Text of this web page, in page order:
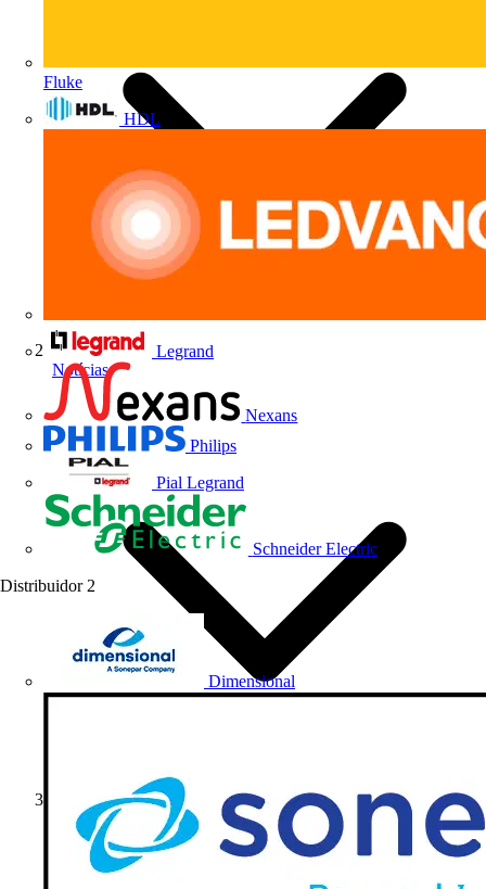
Fluke
HDL
Legrand
Nexans
Philips
Pial Legrand
Schneider Electric
Distribuidor 2
Dimensional
Notícias
Artigos Técnicos